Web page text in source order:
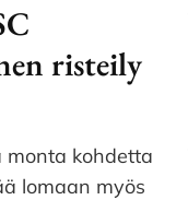
risteily
monta kohdetta
lomaan myös